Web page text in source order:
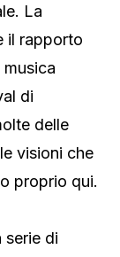
La
il rapporto
di
delle
visioni che
proprio qui.
serie di